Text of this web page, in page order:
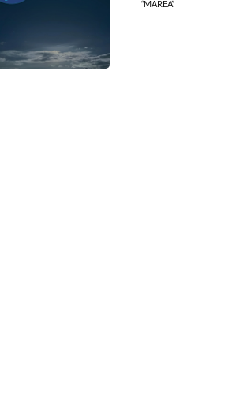
“MAREA”